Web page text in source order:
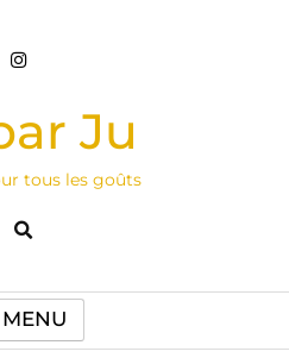
Ju
tous les goûts
MENU